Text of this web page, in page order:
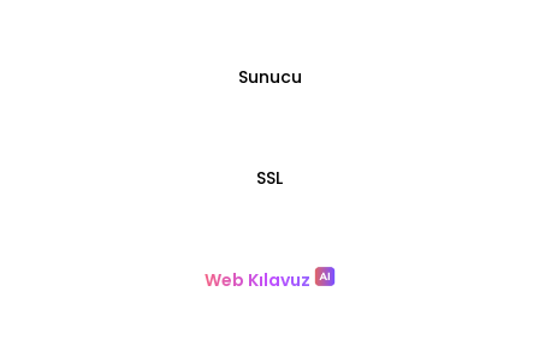
Sunucu
SSL
Web Kılavuz